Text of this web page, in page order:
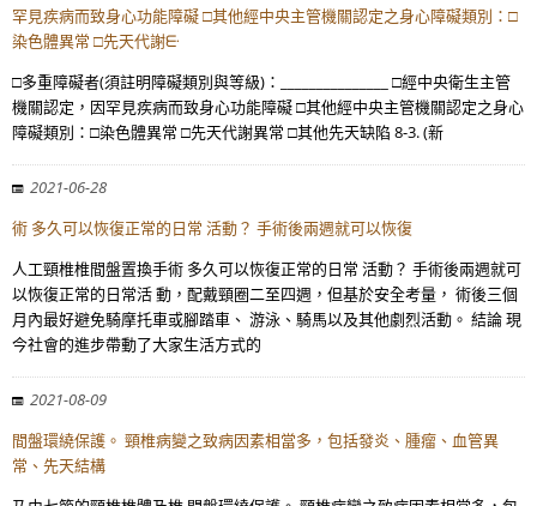
罕見疾病而致身心功能障礙 □其他經中央主管機關認定之身心障礙類別：□
染色體異常 □先天代謝ᣰ
□多重障礙者(須註明障礙類別與等級)：_______________ □經中央衛生主管
機關認定，因罕見疾病而致身心功能障礙 □其他經中央主管機關認定之身心
障礙類別：□染色體異常 □先天代謝異常 □其他先天缺陷 8-3. (新
2021-06-28
術 多久可以恢復正常的日常 活動？ 手術後兩週就可以恢復
人工頸椎椎間盤置換手術 多久可以恢復正常的日常 活動？ 手術後兩週就可
以恢復正常的日常活 動，配戴頸圈二至四週，但基於安全考量， 術後三個
月內最好避免騎摩托車或腳踏車、 游泳、騎馬以及其他劇烈活動。 結論 現
今社會的進步帶動了大家生活方式的
2021-08-09
間盤環繞保護。 頸椎病變之致病因素相當多，包括發炎、腫瘤、血管異
常、先天結構